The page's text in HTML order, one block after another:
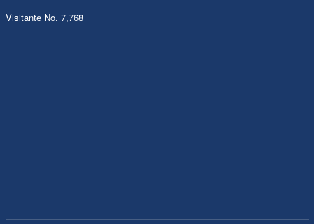
Visitante No. 7,768